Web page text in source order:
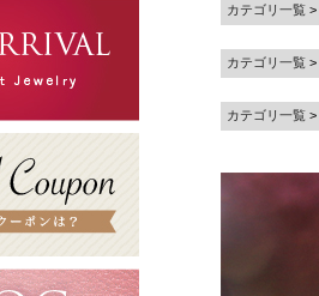
カテゴリ一覧 >
カテゴリ一覧 >
カテゴリ一覧 >